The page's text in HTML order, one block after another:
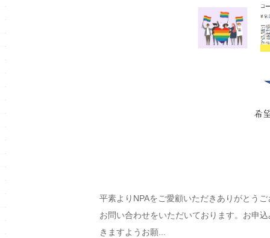
平素よりNPAをご愛顧いただきありがとう
お問い合わせをいただいております。お申
きますようお願...